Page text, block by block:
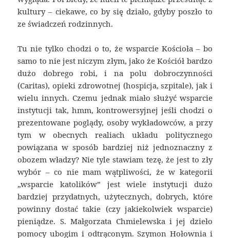
kultury – ciekawe, co by się działo, gdyby poszło to
ze świadczeń rodzinnych.
Tu nie tylko chodzi o to, że wsparcie Kościoła – bo
samo to nie jest niczym złym, jako że Kościół bardzo
dużo dobrego robi, i na polu dobroczynności
(Caritas), opieki zdrowotnej (hospicja, szpitale), jak i
wielu innych. Czemu jednak miało służyć wsparcie
instytucji tak, hmm, kontrowersyjnej jeśli chodzi o
prezentowane poglądy, osoby wykładowców, a przy
tym w obecnych realiach układu politycznego
powiązana w sposób bardziej niż jednoznaczny z
obozem władzy? Nie tyle stawiam tezę, że jest to zły
wybór – co nie mam wątpliwości, że w kategorii
„wsparcie katolików” jest wiele instytucji dużo
bardziej przydatnych, użytecznych, dobrych, które
powinny dostać takie (czy jakiekolwiek wsparcie)
pieniądze. S. Małgorzata Chmielewska i jej dzieło
pomocy ubogim i odtrąconym. Szymon Hołownia i